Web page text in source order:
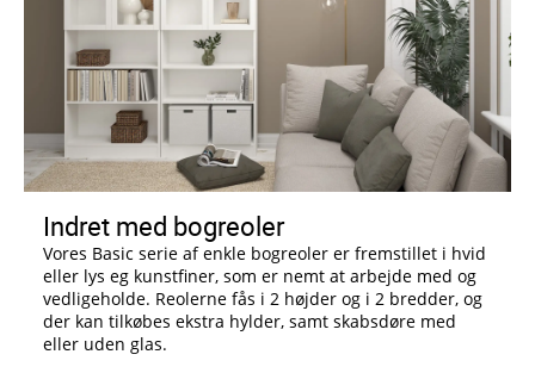
Indret med bogreoler
Vores Basic serie af enkle bogreoler er fremstillet i hvid
eller lys eg kunstfiner, som er nemt at arbejde med og
vedligeholde. Reolerne fås i 2 højder og i 2 bredder, og
der kan tilkøbes ekstra hylder, samt skabsdøre med
eller uden glas.